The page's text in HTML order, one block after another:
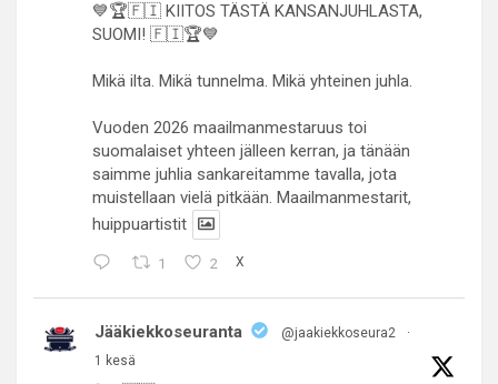
💙🏆🇫🇮 KIITOS TÄSTÄ KANSANJUHLASTA,
SUOMI! 🇫🇮🏆💙
Mikä ilta. Mikä tunnelma. Mikä yhteinen juhla.
Vuoden 2026 maailmanmestaruus toi
suomalaiset yhteen jälleen kerran, ja tänään
saimme juhlia sankareitamme tavalla, jota
muistellaan vielä pitkään. Maailmanmestarit,
huippuartistit
1 2 X
Jääkiekkoseuranta @jaakiekkoseura2
·
1 kesä